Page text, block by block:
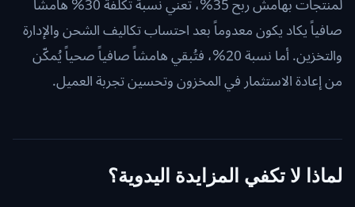
صافياً يكاد يكون معدوماً بعد احتساب تكاليف الشحن والإدارة
والتخزين. أما نسبة 20%، فتُبقي هامشاً صافياً صحياً يُمكّن
من إعادة الاستثمار في المخزون وتحسين تجربة العميل.
لماذا لا تكفي المزايدة اليدوية؟